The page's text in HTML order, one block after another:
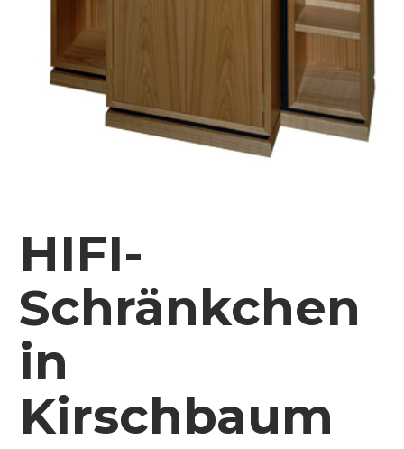
HIFI-
Schränkchen
in
Kirschbaum